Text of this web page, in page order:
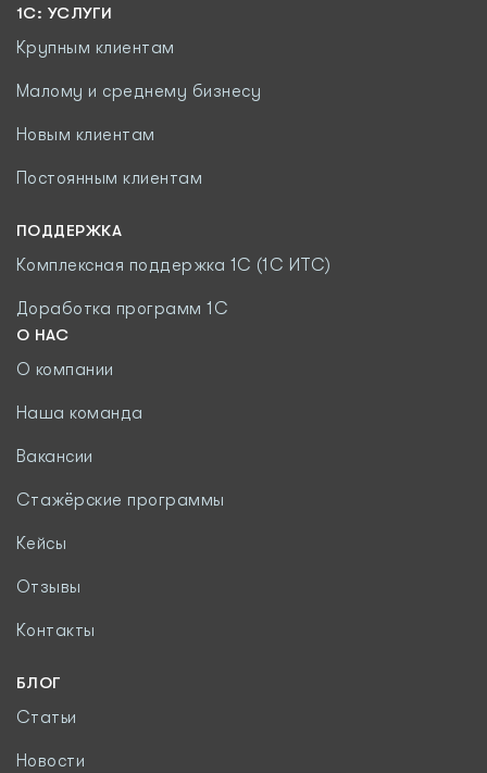
1С: УСЛУГИ
Крупным клиентам
Малому и среднему бизнесу
Новым клиентам
Постоянным клиентам
ПОДДЕРЖКА
Комплексная поддержка 1С (1С ИТС)
Доработка программ 1С
О НАС
О компании
Наша команда
Вакансии
Стажёрские программы
Кейсы
Отзывы
Контакты
БЛОГ
Статьи
Новости